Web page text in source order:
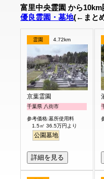
富里中央霊園 から10km
優良霊園・墓地(←まと
霊園 4.72km
京葉霊園
千葉県 八街市
参考価格:墓所使用料
1.5㎡ 36.5万円より
公園墓地
詳細を見る